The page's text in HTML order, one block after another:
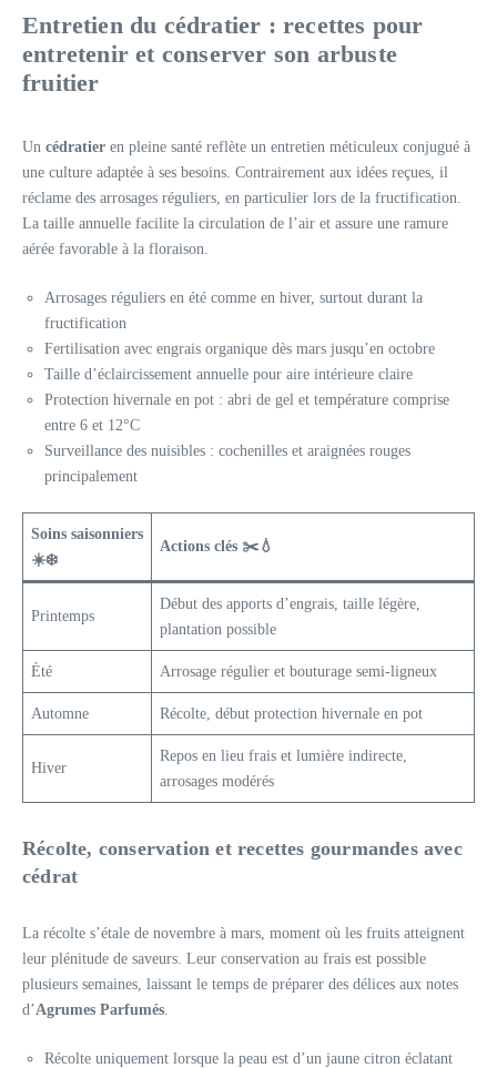
Entretien du cédratier : recettes pour
entretenir et conserver son arbuste
fruitier
Un cédratier en pleine santé reflète un entretien méticuleux conjugué à
une culture adaptée à ses besoins. Contrairement aux idées reçues, il
réclame des arrosages réguliers, en particulier lors de la fructification.
La taille annuelle facilite la circulation de l’air et assure une ramure
aérée favorable à la floraison.
Arrosages réguliers en été comme en hiver, surtout durant la
fructification
Fertilisation avec engrais organique dès mars jusqu’en octobre
Taille d’éclaircissement annuelle pour aire intérieure claire
Protection hivernale en pot : abri de gel et température comprise
entre 6 et 12°C
Surveillance des nuisibles : cochenilles et araignées rouges
principalement
Soins saisonniers
☀️❄️
Actions clés ✂️💧
Printemps
Début des apports d’engrais, taille légère,
plantation possible
Été Arrosage régulier et bouturage semi-ligneux
Automne Récolte, début protection hivernale en pot
Hiver
Repos en lieu frais et lumière indirecte,
arrosages modérés
Récolte, conservation et recettes gourmandes avec
cédrat
La récolte s’étale de novembre à mars, moment où les fruits atteignent
leur plénitude de saveurs. Leur conservation au frais est possible
plusieurs semaines, laissant le temps de préparer des délices aux notes
d’Agrumes Parfumés.
Récolte uniquement lorsque la peau est d’un jaune citron éclatant